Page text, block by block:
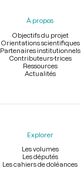
À propos
Objectifs du projet
Orientations scientifiques
Partenaires institutionnels
Contributeurs-trices
Ressources
Actualités
Explorer
Les volumes
Les députés
Les cahiers de doléances